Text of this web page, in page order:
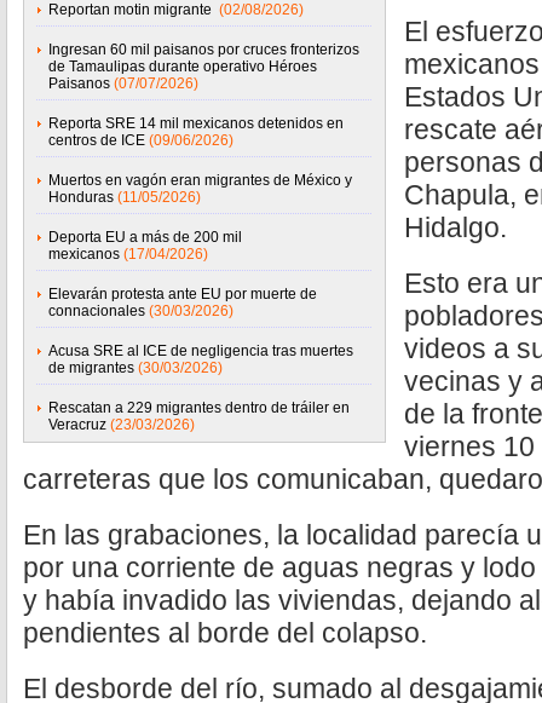
Reportan motin migrante (02/08/2026)
Ingresan 60 mil paisanos por cruces fronterizos
de Tamaulipas durante operativo Héroes
Paisanos (07/07/2026)
Reporta SRE 14 mil mexicanos detenidos en
centros de ICE (09/06/2026)
Muertos en vagón eran migrantes de México y
Honduras (11/05/2026)
Deporta EU a más de 200 mil
mexicanos (17/04/2026)
Elevarán protesta ante EU por muerte de
connacionales (30/03/2026)
Acusa SRE al ICE de negligencia tras muertes
de migrantes (30/03/2026)
Rescatan a 229 migrantes dentro de tráiler en
Veracruz (23/03/2026)
El
Estados
rescate
personas
Chapula,
Hidalgo.
Esto era
videos a
vecinas y
de la
viernes 10
carreteras que los comunicaban,
En las grabaciones, la localidad parecía
por una corriente de aguas negras y
y había invadido las viviendas, dejando
pendientes al borde del colapso.
El desborde del río, sumado al